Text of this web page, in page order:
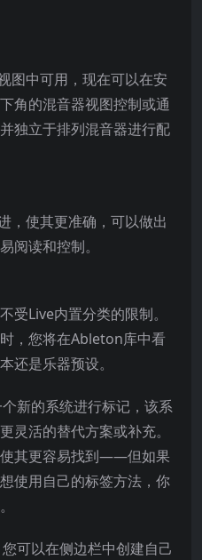
图中可用，现在可以在安
角的混音器视图控制或通
独立于排列混音器进行配
，使其更准确，可以做出
阅读和控制。
受Live内置分类的限制。
，您将在Ableton库中看
还是乐器预设。
新的系统进行标记，该系
灵活的替代方案或补充。
其更容易找到——但如果
使用自己的标签方法，你
可以在侧边栏中创建自己